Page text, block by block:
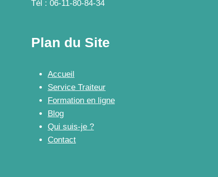
Tél : 06-11-80-84-34
Plan du Site
Accueil
Service Traiteur
Formation en ligne
Blog
Qui suis-je ?
Contact